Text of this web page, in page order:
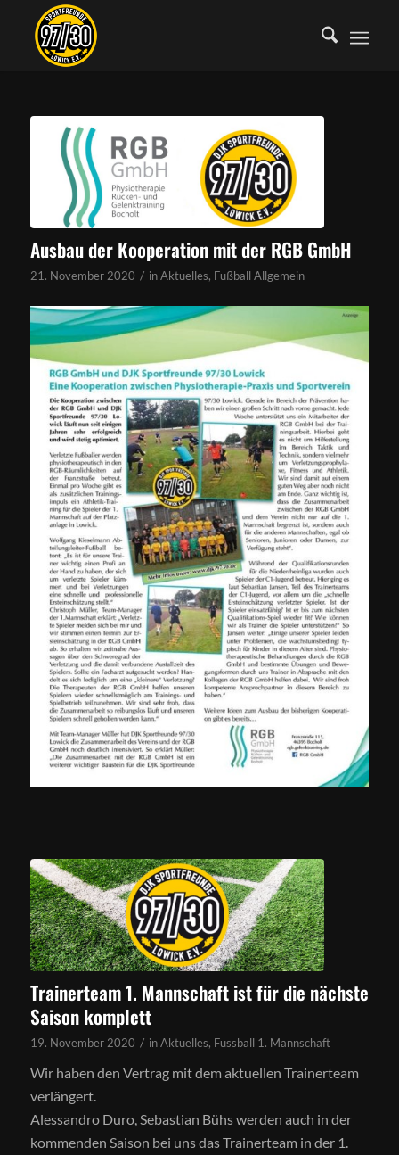
Ausbau der Kooperation mit der RGB GmbH
21. November 2020 / inAktuelles, Fußball Allgemein
Trainerteam 1. Mannschaft ist für die nächste
Saison komplett
19. November 2020 / inAktuelles, Fussball 1. Mannschaft
Wir haben den Vertrag mit dem aktuellen Trainerteam
verlängert.
Alessandro Duro, Sebastian Bühs werden auch in der
kommenden Saison bei uns das Trainerteam in der 1.